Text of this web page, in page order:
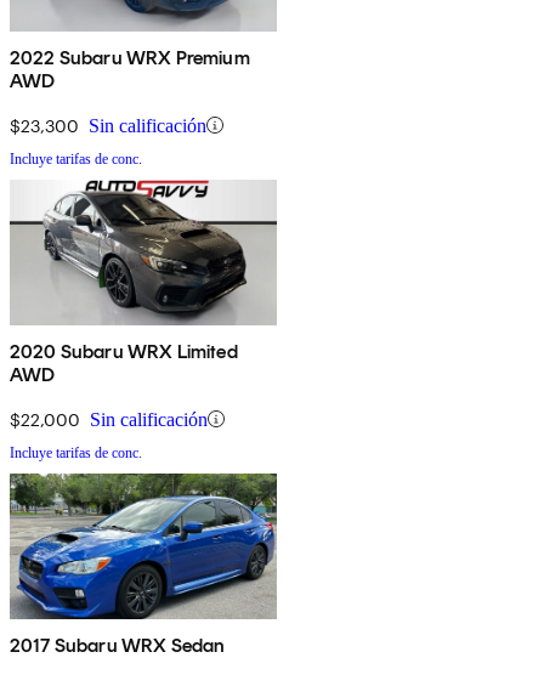
2022 Subaru WRX Premium
AWD
$23,300 Sin calificación
Incluye tarifas de conc.
2020 Subaru WRX Limited
AWD
$22,000 Sin calificación
Incluye tarifas de conc.
2017 Subaru WRX Sedan